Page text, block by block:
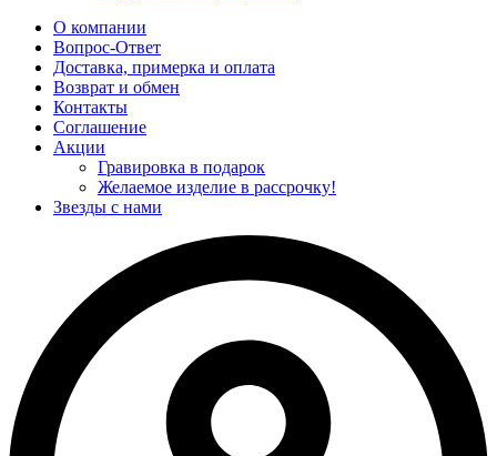
О компании
Вопрос-Ответ
Доставка, примерка и оплата
Возврат и обмен
Контакты
Соглашение
Акции
Гравировка в подарок
Желаемое изделие в рассрочку!
Звезды с нами